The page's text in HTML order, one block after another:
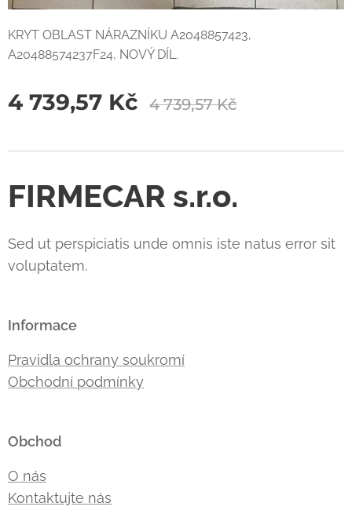
KRYT OBLAST NÁRAZNÍKU A2048857423,
A20488574237F24, NOVÝ DÍL.
4 739,57 Kč 4 739,57Kč
FIRMECAR s.r.o.
Sed ut perspiciatis unde omnis iste natus error sit
voluptatem.
Informace
Pravidla ochrany soukromí
Obchodní podmínky
Obchod
O nás
Kontaktujte nás